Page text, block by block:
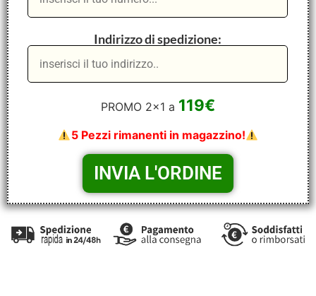
Indirizzo di spedizione:
PROMO 2x1 a 119€
5 Pezzi rimanenti in magazzino!